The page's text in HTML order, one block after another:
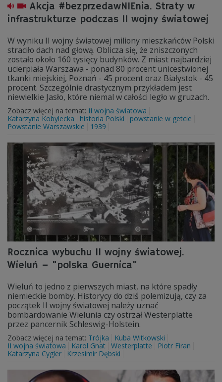
Akcja #bezprzedawNIEnia. Straty w
infrastrukturze podczas II wojny światowej
W wyniku II wojny światowej miliony mieszkańców Polski
straciło dach nad głową. Oblicza się, że zniszczonych
zostało około 160 tysięcy budynków. Z miast najbardziej
ucierpiała Warszawa - ponad 80 procent unicestwionej
tkanki miejskiej, Poznań - 45 procent oraz Białystok - 45
procent. Szczególnie drastycznym przykładem jest
niewielkie Jasło, które niemal w całości legło w gruzach.
Zobacz więcej na temat: II wojna światowa
Katarzyna Kobylecka
historia Polski
powstanie w getcie
Powstanie Warszawskie
1939
Rocznica wybuchu II wojny światowej.
Wieluń – "polska Guernica"
Wieluń to jedno z pierwszych miast, na które spadły
niemieckie bomby. Historycy do dziś polemizują, czy za
początek II wojny światowej należy uznać
bombardowanie Wielunia czy ostrzał Westerplatte
przez pancernik Schleswig-Holstein.
Zobacz więcej na temat: Trójka
Kuba Witkowski
II wojna światowa
Karol Gnat Westerplatte
Piotr Firan
Katarzyna Cygler
Krzesimir Dębski